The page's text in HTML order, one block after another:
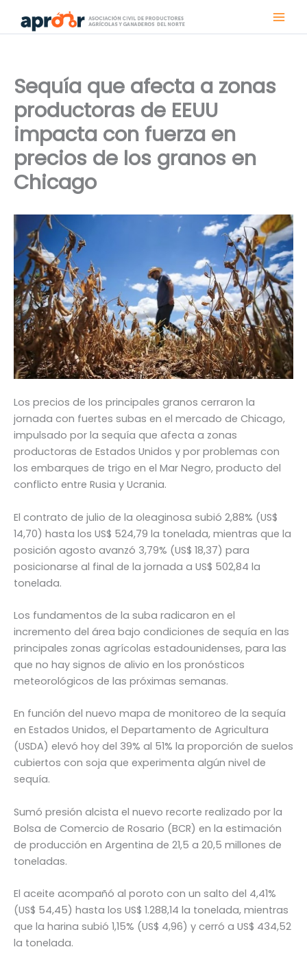
Sequía que afecta a zonas
productoras de EEUU
impacta con fuerza en
precios de los granos en
Chicago
Los precios de los principales granos cerraron la
jornada con fuertes subas en el mercado de Chicago,
impulsado por la sequía que afecta a zonas
productoras de Estados Unidos y por problemas con
los embarques de trigo en el Mar Negro, producto del
conflicto entre Rusia y Ucrania.
El contrato de julio de la oleaginosa subió 2,88% (US$
14,70) hasta los US$ 524,79 la tonelada, mientras que la
posición agosto avanzó 3,79% (US$ 18,37) para
posicionarse al final de la jornada a US$ 502,84 la
tonelada.
Los fundamentos de la suba radicaron en el
incremento del área bajo condiciones de sequía en las
principales zonas agrícolas estadounidenses, para las
que no hay signos de alivio en los pronósticos
meteorológicos de las próximas semanas.
En función del nuevo mapa de monitoreo de la sequía
en Estados Unidos, el Departamento de Agricultura
(USDA) elevó hoy del 39% al 51% la proporción de suelos
cubiertos con soja que experimenta algún nivel de
sequía.
Sumó presión alcista el nuevo recorte realizado por la
Bolsa de Comercio de Rosario (BCR) en la estimación
de producción en Argentina de 21,5 a 20,5 millones de
toneladas.
El aceite acompañó al poroto con un salto del 4,41%
(US$ 54,45) hasta los US$ 1.288,14 la tonelada, mientras
que la harina subió 1,15% (US$ 4,96) y cerró a US$ 434,52
la tonelada.